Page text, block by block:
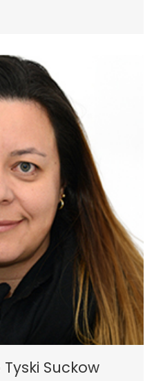
Suckow